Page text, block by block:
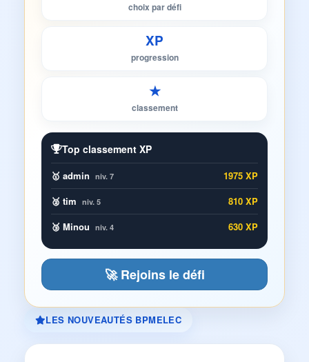
choix par défi
XP
progression
★
classement
Top classement XP
🥇 admin niv. 7
1975 XP
🥈 tim niv. 5
810 XP
🥉 Minou niv. 4 630 XP
🚀 Rejoins le défi
LES NOUVEAUTÉS BPMELEC